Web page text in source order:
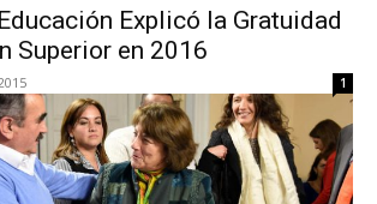
Explicó la Gratuidad
Superior en 2016
1